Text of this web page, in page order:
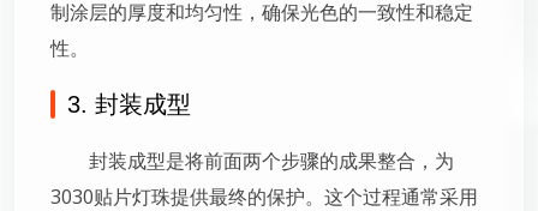
制涂层的厚度和均匀性，确保光色的一致性和稳定
性。
3. 封装成型
封装成型是将前面两个步骤的成果整合，为
3030贴片灯珠提供最终的保护。这个过程通常采用